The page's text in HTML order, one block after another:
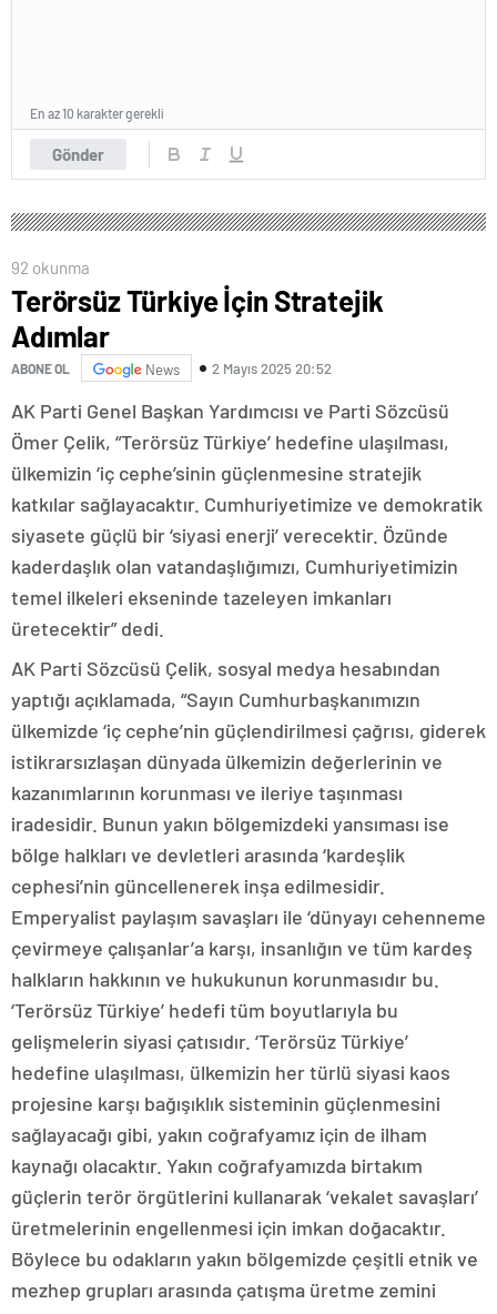
Gönder
En az 10 karakter gerekli
92 okunma
Terörsüz Türkiye İçin Stratejik
Adımlar
ABONE OL News 2 Mayıs 2025 20:52
AK Parti Genel Başkan Yardımcısı ve Parti Sözcüsü
Ömer Çelik, “Terörsüz Türkiye’ hedefine ulaşılması,
ülkemizin ‘iç cephe’sinin güçlenmesine stratejik
katkılar sağlayacaktır. Cumhuriyetimize ve demokratik
siyasete güçlü bir ‘siyasi enerji’ verecektir. Özünde
kaderdaşlık olan vatandaşlığımızı, Cumhuriyetimizin
temel ilkeleri ekseninde tazeleyen imkanları
üretecektir” dedi.
AK Parti Sözcüsü Çelik, sosyal medya hesabından
yaptığı açıklamada, “Sayın Cumhurbaşkanımızın
ülkemizde ‘iç cephe’nin güçlendirilmesi çağrısı, giderek
istikrarsızlaşan dünyada ülkemizin değerlerinin ve
kazanımlarının korunması ve ileriye taşınması
iradesidir. Bunun yakın bölgemizdeki yansıması ise
bölge halkları ve devletleri arasında ‘kardeşlik
cephesi’nin güncellenerek inşa edilmesidir.
Emperyalist paylaşım savaşları ile ‘dünyayı cehenneme
çevirmeye çalışanlar’a karşı, insanlığın ve tüm kardeş
halkların hakkının ve hukukunun korunmasıdır bu.
‘Terörsüz Türkiye’ hedefi tüm boyutlarıyla bu
gelişmelerin siyasi çatısıdır. ‘Terörsüz Türkiye’
hedefine ulaşılması, ülkemizin her türlü siyasi kaos
projesine karşı bağışıklık sisteminin güçlenmesini
sağlayacağı gibi, yakın coğrafyamız için de ilham
kaynağı olacaktır. Yakın coğrafyamızda birtakım
güçlerin terör örgütlerini kullanarak ‘vekalet savaşları’
üretmelerinin engellenmesi için imkan doğacaktır.
Böylece bu odakların yakın bölgemizde çeşitli etnik ve
mezhep grupları arasında çatışma üretme zemini